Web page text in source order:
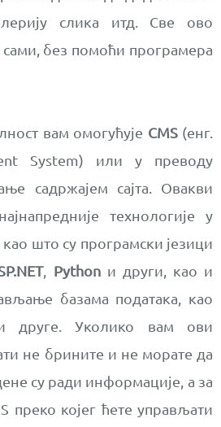
слика итд. Све ово
без помоћи програмера
вам омогућује CMS(енг.
System) или у преводу
садржајем сајта. Овакви
технологије у
као што су програмски језици
, Pythonи други, као и
базама података, као
Уколико вам ови
не брините и не морате да
су ради информације, а за
преко којег ћете управљати